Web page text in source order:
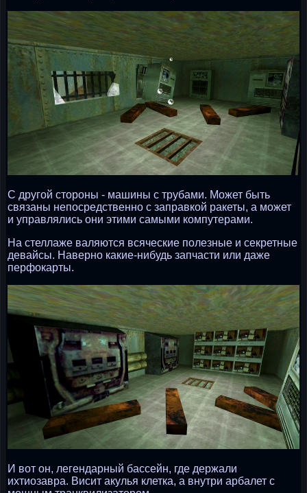
С другой стороны - машины с трубами. Может быть
связаны непосредственно с заправкой ракеты, а может
и управлялись они этими самыми компутерами.
На стеллаже валяются всяческие полезные и секретные
девайсы. Наверно какие-нибудь запчасти или даже
перфокарты.
И вот он, легендарный бассейн, где держали
ихтиозавра. Висит акулья клетка, а внутри арбалет с